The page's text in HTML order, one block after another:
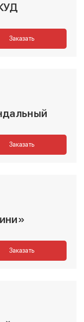
Заказать
Заказать
Заказать